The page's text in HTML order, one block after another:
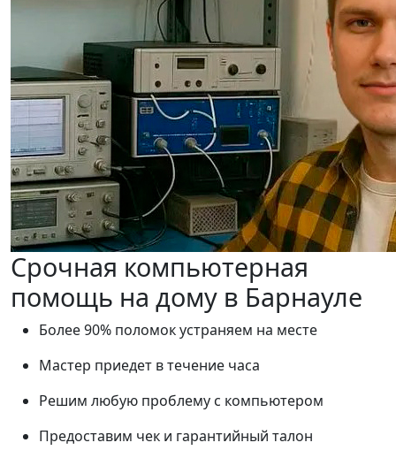
Срочная компьютерная
помощь на дому в Барнауле
Более 90% поломок устраняем на месте
Мастер приедет в течение часа
Решим любую проблему с компьютером
Предоставим чек и гарантийный талон